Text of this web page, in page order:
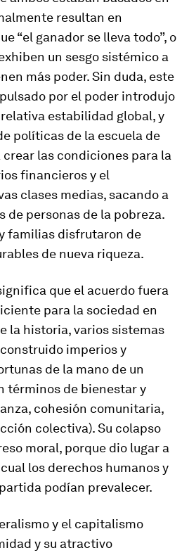
resultan en
“el ganador se lleva todo”, o
un sesgo sistémico a
más poder. Sin duda, este
por el poder introdujo
estabilidad global, y
políticas de la escuela de
crear las condiciones para la
financieros y el
clases medias, sacando a
de personas de la pobreza.
familias disfrutaron de
de nueva riqueza.
que el acuerdo fuera
para la sociedad en
la historia, varios sistemas
imperios y
de la mano de un
términos de bienestar y
cohesión comunitaria,
colectiva). Su colapso
moral, porque dio lugar a
los derechos humanos y
podían prevalecer.
y el capitalismo
y su atractivo